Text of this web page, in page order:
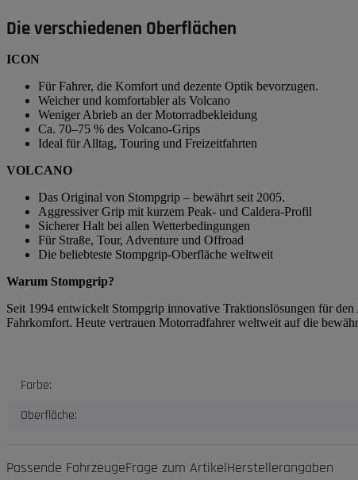
Die verschiedenen Oberflächen
ICON
Für Fahrer, die Komfort und dezente Optik bevorzugen.
Weicher und komfortabler als Volcano
Weniger Abrieb an der Motorradbekleidung
Ca. 70–75 % des Volcano-Grips
Ideal für Alltag, Touring und Freizeitfahrten
VOLCANO
Das Original von Stompgrip – bewährt seit 2005.
Aggressiver Grip mit kurzem Peak- und Caldera-Profil
Sicherer Halt bei allen Wetterbedingungen
Für Straße, Tour, Adventure und Offroad
Die beliebteste Stompgrip-Oberfläche weltweit
Warum Stompgrip?
Seit 1994 entwickelt Stompgrip innovative Traktionslösungen für
Fahrkomfort. Heute vertrauen Motorradfahrer weltweit auf die
Produkteigenschaft
Wert
Farbe:
Oberfläche:
Passende FahrzeugeFrage zum ArtikelHerstellerangaben